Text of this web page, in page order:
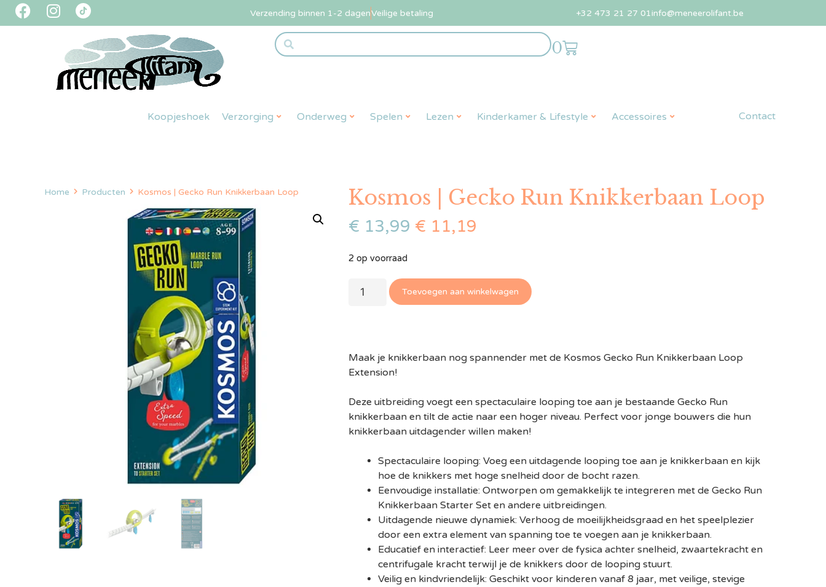
Verzending binnen 1-2 dagenVeilige betaling +32 473 21 27 01info@meneerolifant.be
0
Koopjeshoek Verzorging Onderweg Spelen Lezen Kinderkamer & Lifestyle Accessoires Contact
Home Producten Kosmos | Gecko Run Knikkerbaan Loop Kosmos | Gecko Run Knikkerbaan Loop
€ 13,99 € 11,19
2 op voorraad
Toevoegen aan winkelwagen
Maak je knikkerbaan nog spannender met de Kosmos Gecko Run Knikkerbaan Loop
Extension!
Deze uitbreiding voegt een spectaculaire looping toe aan je bestaande Gecko Run
knikkerbaan en tilt de actie naar een hoger niveau. Perfect voor jonge bouwers die hun
knikkerbaan uitdagender willen maken!
Spectaculaire looping: Voeg een uitdagende looping toe aan je knikkerbaan en kijk
hoe de knikkers met hoge snelheid door de bocht razen.
Eenvoudige installatie: Ontworpen om gemakkelijk te integreren met de Gecko Run
Knikkerbaan Starter Set en andere uitbreidingen.
Uitdagende nieuwe dynamiek: Verhoog de moeilijkheidsgraad en het speelplezier
door een extra element van spanning toe te voegen aan je knikkerbaan.
Educatief en interactief: Leer meer over de fysica achter snelheid, zwaartekracht en
centrifugale kracht terwijl je de knikkers door de looping stuurt.
Veilig en kindvriendelijk: Geschikt voor kinderen vanaf 8 jaar, met veilige, stevige